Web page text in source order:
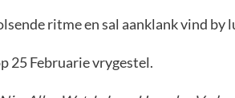
ritme en sal aanklank vind by
25 Februarie vrygestel.